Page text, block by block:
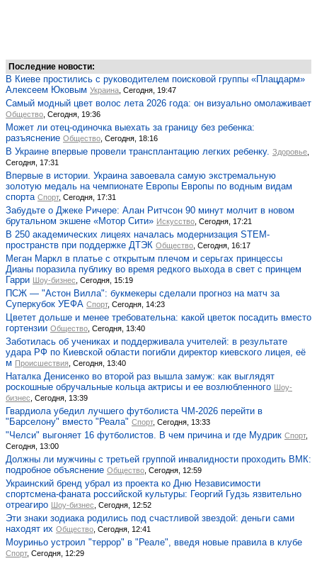
Последние новости:
В Киеве простились с руководителем поисковой группы «Плацдарм»
Алексеем Юковым Украина , Сегодня, 19:47
Самый модный цвет волос лета 2026 года: он визуально омолаживает
Общество , Сегодня, 19:36
Может ли отец-одиночка выехать за границу без ребенка:
разъяснение Общество , Сегодня, 18:16
В Украине впервые провели трансплантацию легких ребенку. Здоровье
Сегодня, 17:31
Впервые в истории. Украина завоевала самую экстремальную
золотую медаль на чемпионате Европы Европы по водным видам
спорта Спорт, Сегодня, 17:31
Забудьте о Джеке Ричере: Алан Ритчсон 90 минут молчит в новом
брутальном экшене «Мотор Сити» Искусство , Сегодня, 17:21
В 250 академических лицеях началась модернизация STEM-
пространств при поддержке ДТЭК Общество , Сегодня, 16:17
Меган Маркл в платье с открытым плечом и серьгах принцессы
Дианы поразила публику во время редкого выхода в свет с принцем
Гарри Шоу-бизнес , Сегодня, 15:19
ПСЖ — "Астон Вилла": букмекеры сделали прогноз на матч за
Суперкубок УЕФА Спорт, Сегодня, 14:23
Цветет дольше и менее требовательна: какой цветок посадить вместо
гортензии Общество , Сегодня, 13:40
Заботилась об учениках и поддерживала учителей: в результате
удара РФ по Киевской области погибли директор киевского лицея, её
м Происшествия , Сегодня, 13:40
Наталка Денисенко во второй раз вышла замуж: как выглядят
роскошные обручальные кольца актрисы и ее возлюбленного Шоу-
бизнес , Сегодня, 13:39
Гвардиола убедил лучшего футболиста ЧМ-2026 перейти в
"Барселону" вместо "Реала" Спорт, Сегодня, 13:33
"Челси" выгоняет 16 футболистов. В чем причина и где Мудрик Спорт,
Сегодня, 13:00
Должны ли мужчины с третьей группой инвалидности проходить ВМК:
подробное объяснение Общество , Сегодня, 12:59
Украинский бренд убрал из проекта ко Дню Независимости
спортсмена-фаната российской культуры: Георгий Гудзь язвительно
отреагиро Шоу-бизнес , Сегодня, 12:52
Эти знаки зодиака родились под счастливой звездой: деньги сами
находят их Общество , Сегодня, 12:41
Моуриньо устроил "террор" в "Реале", введя новые правила в клубе
Спорт, Сегодня, 12:29